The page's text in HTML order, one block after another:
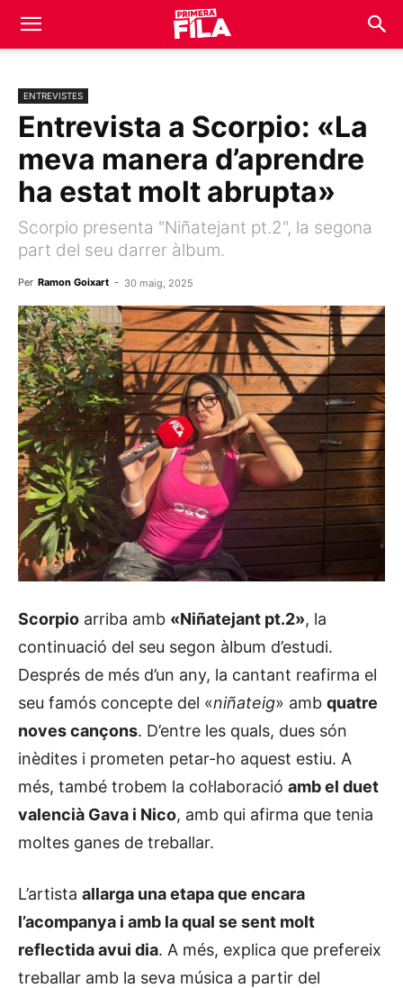
ENTREVISTES
Entrevista a Scorpio: «La
meva manera d’aprendre
ha estat molt abrupta»
Scorpio presenta "Niñatejant pt.2", la segona
part del seu darrer àlbum.
Per Ramon Goixart - 30 maig, 2025
Scorpio arriba amb «Niñatejant pt.2», la
continuació del seu segon àlbum d’estudi.
Després de més d’un any, la cantant reafirma el
seu famós concepte del «niñateig» amb quatre
noves cançons. D’entre les quals, dues són
inèdites i prometen petar-ho aquest estiu. A
més, també trobem la col·laboració amb el duet
valencià Gava i Nico, amb qui afirma que tenia
moltes ganes de treballar.
L’artista allarga una etapa que encara
l’acompanya i amb la qual se sent molt
reflectida avui dia. A més, explica que prefereix
treballar amb la seva música a partir del